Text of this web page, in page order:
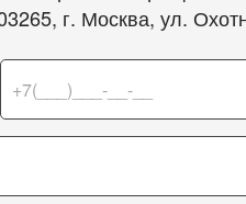
г. Москва, ул.